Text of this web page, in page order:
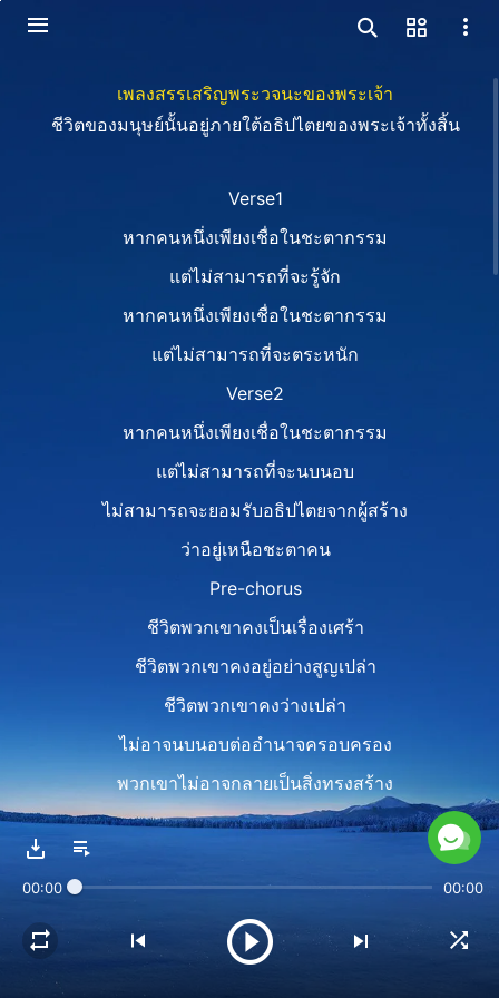
เพลงสรรเสริญพระวจนะของพระเจ้า
ชีวิตของมนุษย์นั้นอยู่ภายใต้อธิปไตยของพระเจ้าทั้งสิ้น
Verse1
หากคนหนึ่งเพียงเชื่อในชะตากรรม
แต่ไม่สามารถที่จะรู้จัก
หากคนหนึ่งเพียงเชื่อในชะตากรรม
แต่ไม่สามารถที่จะตระหนัก
Verse2
หากคนหนึ่งเพียงเชื่อในชะตากรรม
แต่ไม่สามารถที่จะนบนอบ
ไม่สามารถจะยอมรับอธิปไตยจากผู้สร้าง
ว่าอยู่เหนือชะตาคน
Pre-chorus
ชีวิตพวกเขาคงเป็นเรื่องเศร้า
ชีวิตพวกเขาคงอยู่อย่างสูญเปล่า
ชีวิตพวกเขาคงว่างเปล่า
ไม่อาจนบนอบต่ออำนาจครอบครอง
พวกเขาไม่อาจกลายเป็นสิ่งทรงสร้าง
ในความหมายที่แท้จริงของคำนี้
Chorus
00:00 00:00